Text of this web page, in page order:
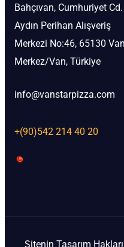
Bahçıvan, Cumhuriyet Cd.
Aydın Perihan Alışveriş
Merkezi No:46, 65130 Van
Merkez/Van, Türkiye
info@vanstarpizza.com
+(90)542 214 40 20
Sitenin Tasarım